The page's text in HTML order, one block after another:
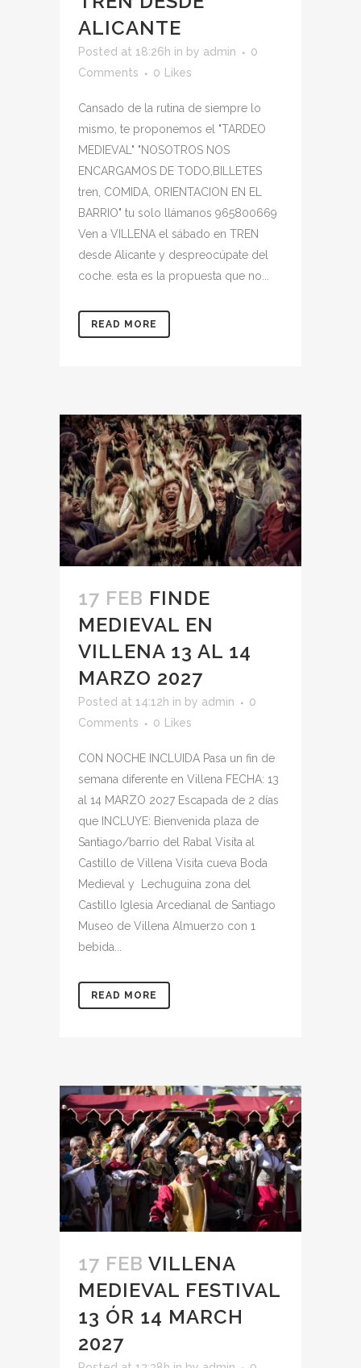
ALICANTE
Posted at 18:26h in by admin
0
Comments
0 Likes
Cansado de la rutina de siempre lo
mismo, te proponemos el "TARDEO
MEDIEVAL" "NOSOTROS NOS
ENCARGAMOS DE TODO,BILLETES
tren, COMIDA, ORIENTACION EN EL
BARRIO" tu solo llámanos 965800669
Ven a VILLENA el sábado en TREN
desde Alicante y despreocúpate del
coche. esta es la propuesta que no...
READ MORE
17 FEB FINDE
MEDIEVAL EN
VILLENA 13 AL 14
MARZO 2027
Posted at 14:12h in by admin
0
Comments
0 Likes
CON NOCHE INCLUIDA Pasa un fin de
semana diferente en Villena FECHA: 13
al 14 MARZO 2027 Escapada de 2 días
que INCLUYE: Bienvenida plaza de
Santiago/barrio del Rabal Visita al
Castillo de Villena Visita cueva Boda
Medieval y Lechuguina zona del
Castillo Iglesia Arcedianal de Santiago
Museo de Villena Almuerzo con 1
bebida...
READ MORE
17 FEB VILLENA
MEDIEVAL FESTIVAL
13 ÓR 14 MARCH
2027